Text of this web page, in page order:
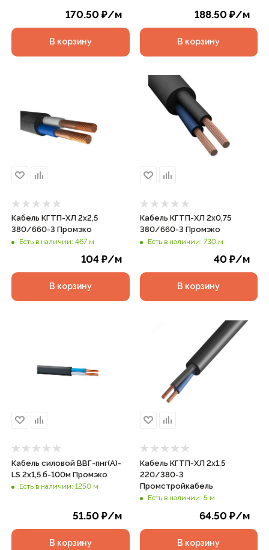
170.50₽/м
В корзину
188.50 ₽/м
В корзину
Кабель КГТП-ХЛ 2х2,5
380/660-3 Промэко
Есть в наличии: 467 м
104₽/м
В корзину
Кабель КГТП-ХЛ 2х0,75
380/660-3 Промэко
Есть в наличии: 730 м
40 ₽/м
В корзину
Кабель силовой ВВГ-пнг(А)-
LS 2х1,5 б-100м Промэко
Есть в наличии: 1250 м
51.50₽/м
В корзину
Кабель КГТП-ХЛ 2х1,5
220/380-3
Промстройкабель
Есть в наличии: 5 м
64.50 ₽/м
В корзину